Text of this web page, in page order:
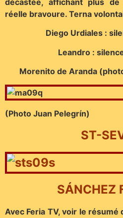
réelle bravoure. Terna
Diego Urdiales :
Leandro :
Morenito de Aranda
(Photo Juan Pelegrín)
ST-
SÁNCHEZ
Avec Feria TV, voir le